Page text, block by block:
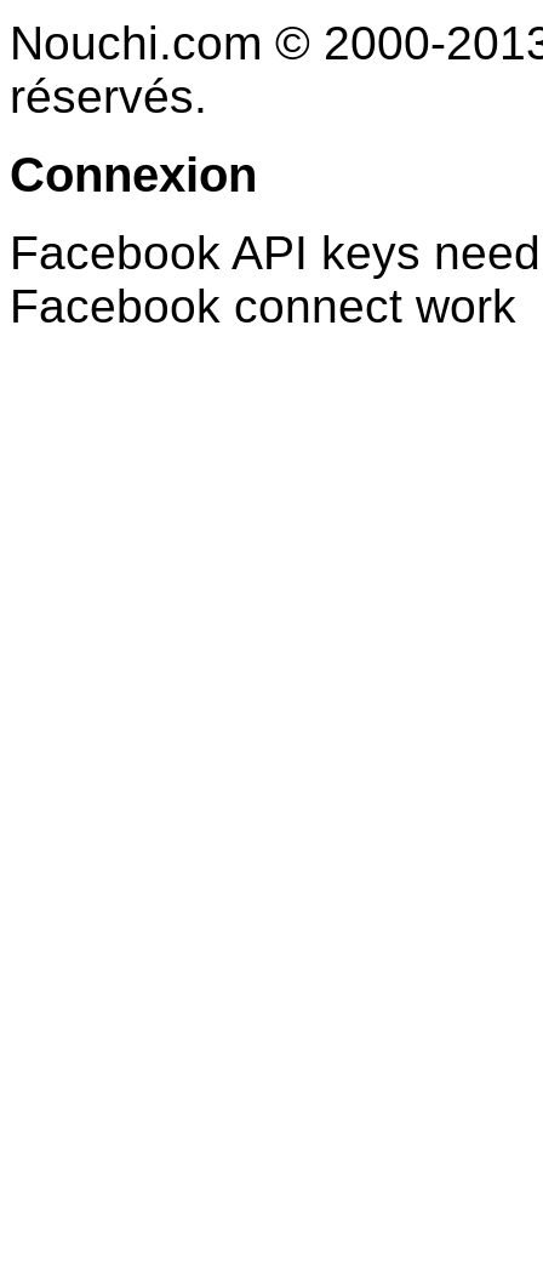
Nouchi.com © 2000-
réservés.
Connexion
Facebook API keys
Facebook connect work